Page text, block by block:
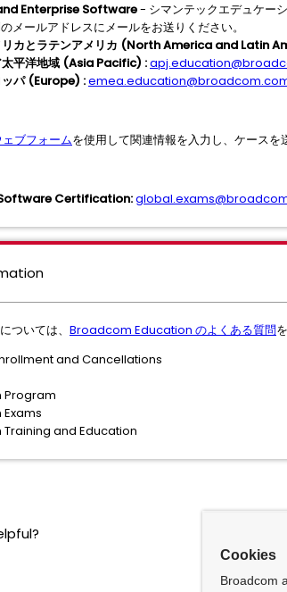
Enterprise Software- シマンテックエデュケー
メールアドレスにメールをお送りください。
リカとラテンアメリカ (North America and Latin
太平洋地域 (Asia Pacific) :
ッパ (Europe) :
ェブフォームを使用して関連情報を入力し、ケースを
Certification:
ついては、 Broadcom Education のよくある質問
and Cancellations
Program
and Education
Cookies
Broadcom